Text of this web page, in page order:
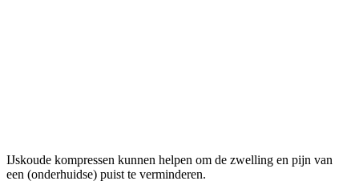
IJskoude kompressen kunnen helpen om de zwelling en pijn van
een (onderhuidse) puist te verminderen.